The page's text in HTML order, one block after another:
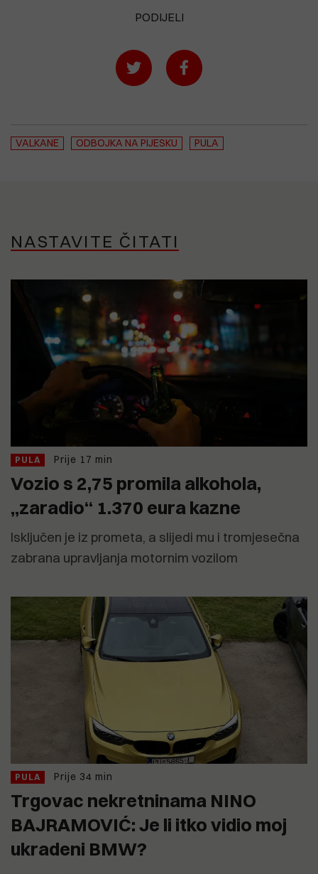
PODIJELI
VALKANE ODBOJKA NA PIJESKU PULA
NASTAVITE ČITATI
PULA Prije 17 min
Vozio s 2,75 promila alkohola,
„zaradio“ 1.370 eura kazne
Isključen je iz prometa, a slijedi mu i tromjesečna
zabrana upravljanja motornim vozilom
PULA Prije 34 min
Trgovac nekretninama NINO
BAJRAMOVIĆ: Je li itko vidio moj
ukradeni BMW?